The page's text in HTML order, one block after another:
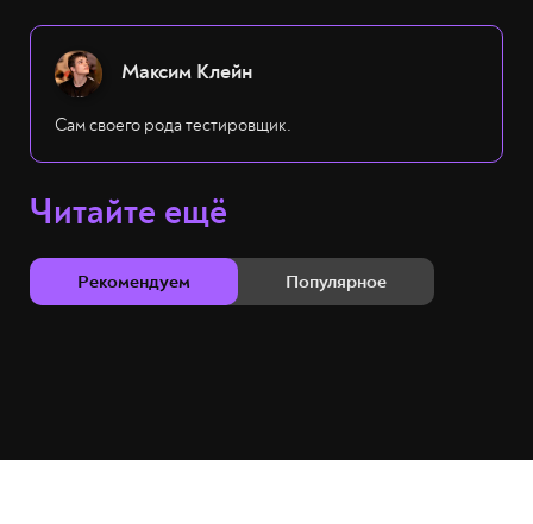
Максим Клейн
Сам своего рода тестировщик.
Читайте ещё
Рекомендуем Популярное